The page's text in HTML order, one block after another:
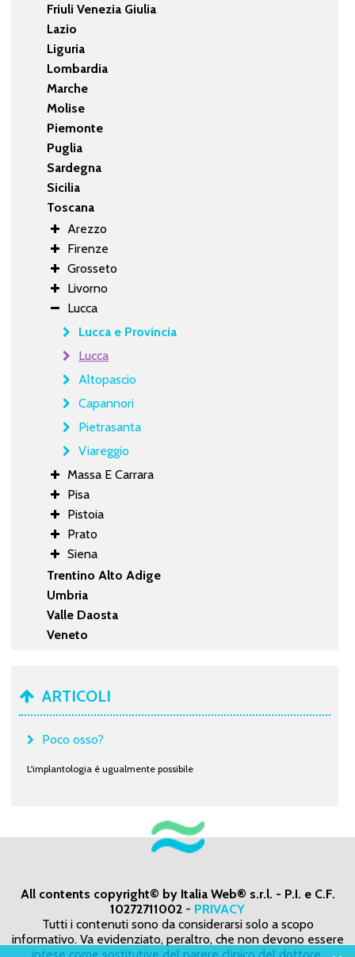
Friuli Venezia Giulia
Lazio
Liguria
Lombardia
Marche
Molise
Piemonte
Puglia
Sardegna
Sicilia
Toscana
Arezzo
Firenze
Grosseto
Livorno
Lucca
Lucca e Provincia
Lucca
Altopascio
Capannori
Pietrasanta
Viareggio
Massa E Carrara
Pisa
Pistoia
Prato
Siena
Trentino Alto Adige
Umbria
Valle Daosta
Veneto
ARTICOLI
Poco osso?
L'implantologia è ugualmente possibile
All contents copyright© by Italia Web® s.r.l. - P.I. e C.F.
10272711002 - PRIVACY
Tutti i contenuti sono da considerarsi solo a scopo
informativo. Va evidenziato, peraltro, che non devono essere